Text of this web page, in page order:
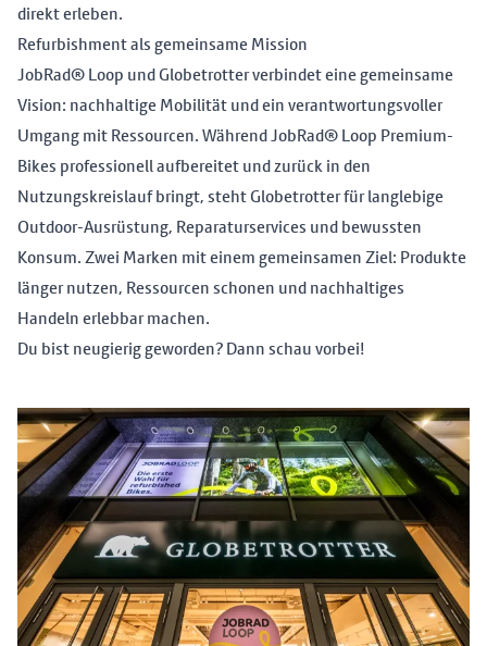
direkt erleben.
Refurbishment als gemeinsame Mission
JobRad® Loop und Globetrotter verbindet eine gemeinsame
Vision: nachhaltige Mobilität und ein verantwortungsvoller
Umgang mit Ressourcen. Während JobRad® Loop Premium-
Bikes professionell aufbereitet und zurück in den
Nutzungskreislauf bringt, steht Globetrotter für langlebige
Outdoor-Ausrüstung, Reparaturservices und bewussten
Konsum. Zwei Marken mit einem gemeinsamen Ziel: Produkte
länger nutzen, Ressourcen schonen und nachhaltiges
Handeln erlebbar machen.
Du bist neugierig geworden? Dann schau vorbei!